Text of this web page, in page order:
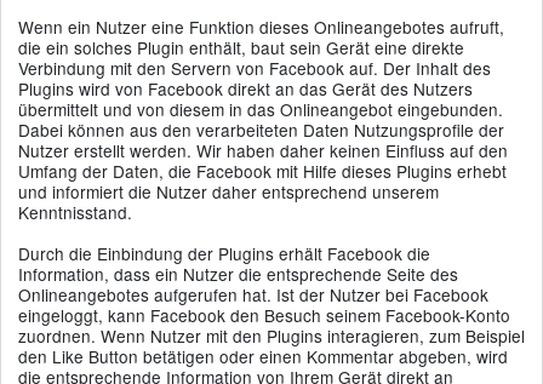
Wenn ein Nutzer eine Funktion dieses Onlineangebotes aufruft,
die ein solches Plugin enthält, baut sein Gerät eine direkte
Verbindung mit den Servern von Facebook auf. Der Inhalt des
Plugins wird von Facebook direkt an das Gerät des Nutzers
übermittelt und von diesem in das Onlineangebot eingebunden.
Dabei können aus den verarbeiteten Daten Nutzungsprofile der
Nutzer erstellt werden. Wir haben daher keinen Einfluss auf den
Umfang der Daten, die Facebook mit Hilfe dieses Plugins erhebt
und informiert die Nutzer daher entsprechend unserem
Kenntnisstand.
Durch die Einbindung der Plugins erhält Facebook die
Information, dass ein Nutzer die entsprechende Seite des
Onlineangebotes aufgerufen hat. Ist der Nutzer bei Facebook
eingeloggt, kann Facebook den Besuch seinem Facebook-Konto
zuordnen. Wenn Nutzer mit den Plugins interagieren, zum Beispiel
den Like Button betätigen oder einen Kommentar abgeben, wird
die entsprechende Information von Ihrem Gerät direkt an